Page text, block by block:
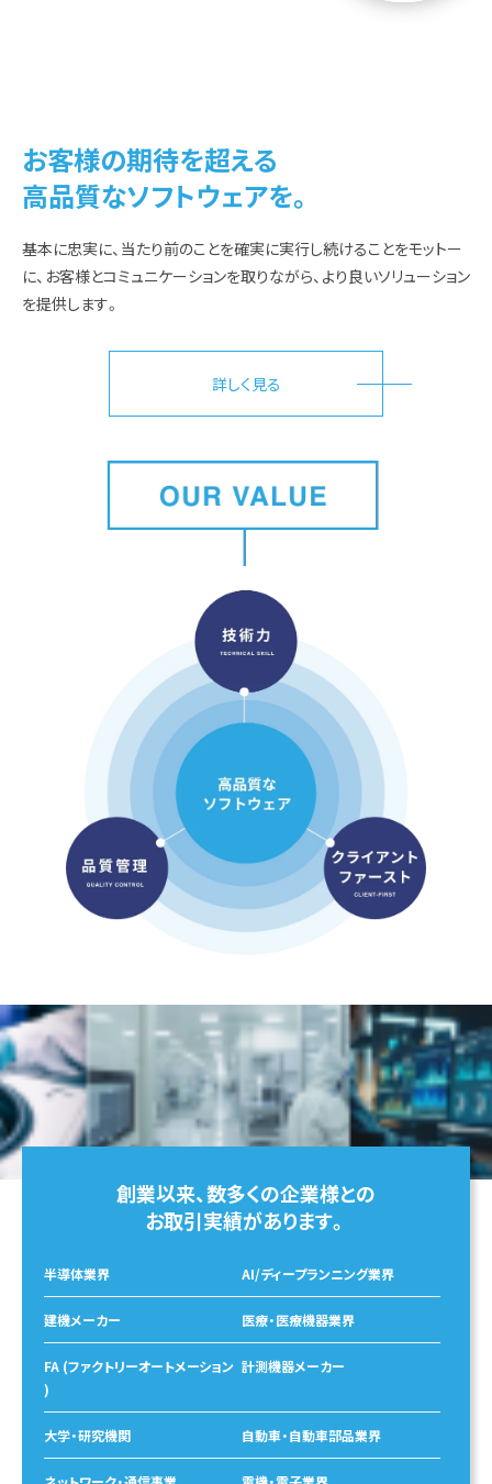
お客様の期待を超える
高品質なソフトウェアを。
基本に忠実に、当たり前のことを確実に実行し続けることをモットー
に、お客様とコミュニケーションを取りながら、より良いソリューション
を提供します。
詳しく見る
創業以来、数多くの企業様との
お取引実績があります。
半導体業界 AI/ディープランニング業界
建機メーカー 医療・医療機器業界
FA (ファクトリーオートメーション
)
計測機器メーカー
大学・研究機関 自動車・自動車部品業界